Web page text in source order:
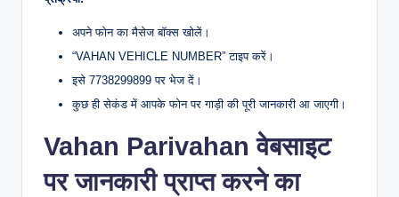
अपने फोन का मैसेज बॉक्स खोलें।
“VAHAN VEHICLE NUMBER” टाइप करें।
इसे 7738299899 पर भेज दें।
कुछ ही सेकंड में आपके फोन पर गाड़ी की पूरी जानकारी आ जाएगी।
Vahan Parivahan वेबसाइट
पर जानकारी प्राप्त करने का